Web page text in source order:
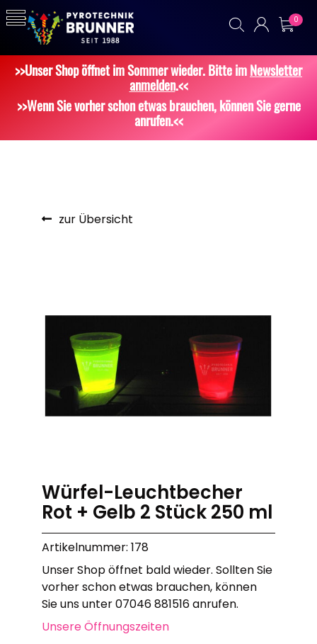
0
>>Unser Shop öffnet im Sommer wieder. Bitte imNewsletter
anmelden.<<
>>Wenn Sie vorher schon etwas brauchen, können Sie gerne
anrufen.<<
zur Übersicht
Würfel-Leuchtbecher
Rot + Gelb 2 Stück 250 ml
Artikelnummer: 178
Unser Shop öffnet bald wieder. Sollten Sie
vorher schon etwas brauchen, können
Sie uns unter 07046 881516 anrufen.
Unsere Öffnungszeiten